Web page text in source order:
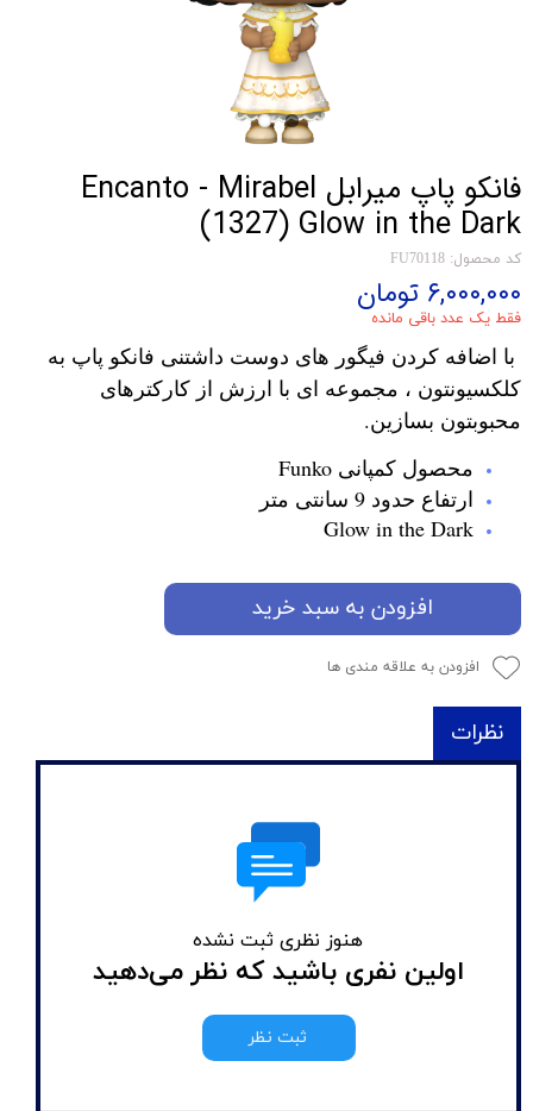
فانکو پاپ میرابل Encanto - Mirabel
(1327) Glow in the Dark
کد محصول: FU70118
۶,۰۰۰,۰۰۰ تومان
فقط یک عدد باقی مانده
با اضافه کردن فیگور های دوست داشتنی فانکو پاپ به
کلکسیونتون ، مجموعه ای با ارزش از کارکترهای
محبوبتون بسازین.
محصول کمپانی Funko
ارتفاع حدود 9 سانتی متر
Glow in the Dark
افزودن به سبد خرید
افزودن به علاقه مندی ها
نظرات
هنوز نظری ثبت نشده
اولین نفری باشید که نظر می‌دهید
ثبت نظر